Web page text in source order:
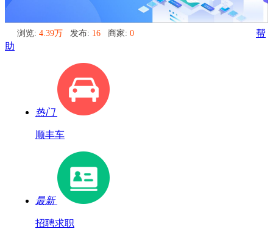
浏览: 4.39万 发布: 16 商家: 0
帮
助
热门
顺丰车
最新
招聘求职